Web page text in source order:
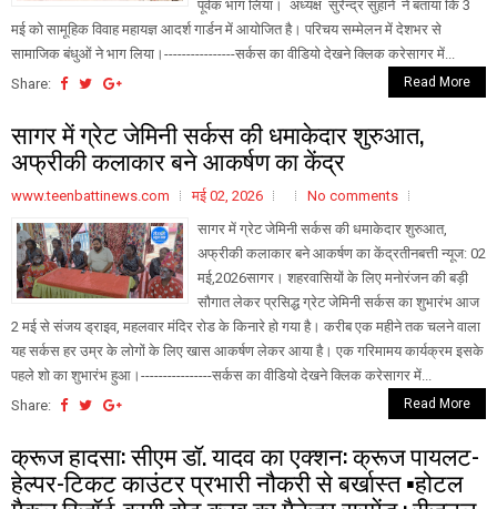
पूर्वक भाग लिया। अध्यक्ष सुरेन्द्र सुहाने ने बताया कि 3
मई को सामूहिक विवाह महायज्ञ आदर्श गार्डन में आयोजित है। परिचय सम्मेलन में देशभर से
सामाजिक बंधुओं ने भाग लिया।----------------सर्कस का वीडियो देखने क्लिक करेसागर में...
Share:
Read More
सागर में ग्रेट जेमिनी सर्कस की धमाकेदार शुरुआत,
अफ्रीकी कलाकार बने आकर्षण का केंद्र
www.teenbattinews.com मई 02, 2026
No comments
सागर में ग्रेट जेमिनी सर्कस की धमाकेदार शुरुआत,
अफ्रीकी कलाकार बने आकर्षण का केंद्रतीनबत्ती न्यूज: 02
मई,2026सागर। शहरवासियों के लिए मनोरंजन की बड़ी
सौगात लेकर प्रसिद्ध ग्रेट जेमिनी सर्कस का शुभारंभ आज
2 मई से संजय ड्राइव, महलवार मंदिर रोड के किनारे हो गया है। करीब एक महीने तक चलने वाला
यह सर्कस हर उम्र के लोगों के लिए खास आकर्षण लेकर आया है। एक गरिमामय कार्यक्रम इसके
पहले शो का शुभारंभ हुआ।----------------सर्कस का वीडियो देखने क्लिक करेसागर में...
Share:
Read More
क्रूज हादसा: सीएम डॉ. यादव का एक्शन: क्रूज पायलट-
हेल्पर-टिकट काउंटर प्रभारी नौकरी से बर्खास्त ▪️होटल